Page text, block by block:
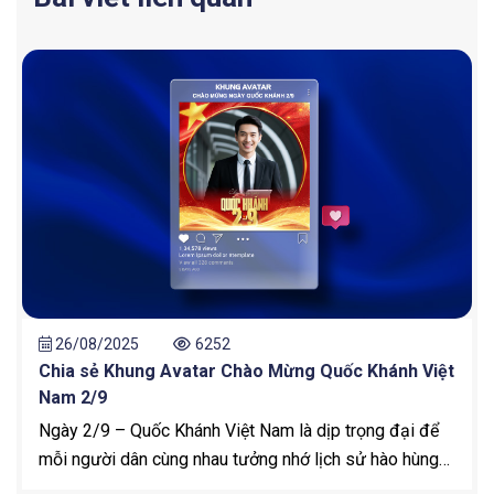
26/08/2025 6252
Chia sẻ Khung Avatar Chào Mừng Quốc Khánh Việt
Nam 2/9
Ngày 2/9 – Quốc Khánh Việt Nam là dịp trọng đại để
mỗi người dân cùng nhau tưởng nhớ lịch sử hào hùng